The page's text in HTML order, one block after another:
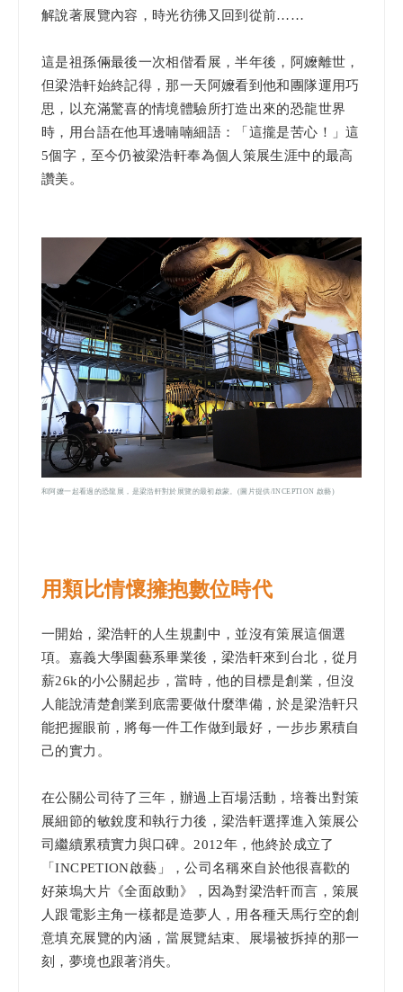
解說著展覽內容，時光彷彿又回到從前……
這是祖孫倆最後一次相偕看展，半年後，阿嬤離世，
但梁浩軒始終記得，那一天阿嬤看到他和團隊運用巧
思，以充滿驚喜的情境體驗所打造出來的恐龍世界
時，用台語在他耳邊喃喃細語：「這攏是苦心！」這
5個字，至今仍被梁浩軒奉為個人策展生涯中的最高
讚美。
和阿嬤一起看過的恐龍展，是梁浩軒對於展覽的最初啟蒙。(圖片提供/INCEPTION 啟藝)
用類比情懷擁抱數位時代
一開始，梁浩軒的人生規劃中，並沒有策展這個選
項。嘉義大學園藝系畢業後，梁浩軒來到台北，從月
薪26k的小公關起步，當時，他的目標是創業，但沒
人能說清楚創業到底需要做什麼準備，於是梁浩軒只
能把握眼前，將每一件工作做到最好，一步步累積自
己的實力。
在公關公司待了三年，辦過上百場活動，培養出對策
展細節的敏銳度和執行力後，梁浩軒選擇進入策展公
司繼續累積實力與口碑。2012年，他終於成立了
「INCPETION啟藝」，公司名稱來自於他很喜歡的
好萊塢大片《全面啟動》，因為對梁浩軒而言，策展
人跟電影主角一樣都是造夢人，用各種天馬行空的創
意填充展覽的內涵，當展覽結束、展場被拆掉的那一
刻，夢境也跟著消失。